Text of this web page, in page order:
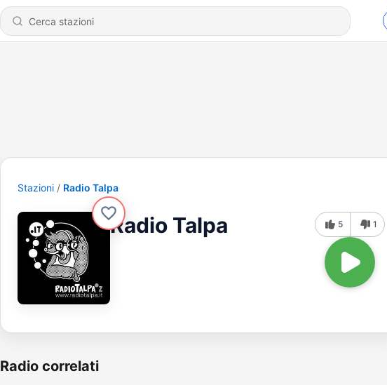
Stazioni Radio Talpa
Radio Talpa 5 1
Radio correlati